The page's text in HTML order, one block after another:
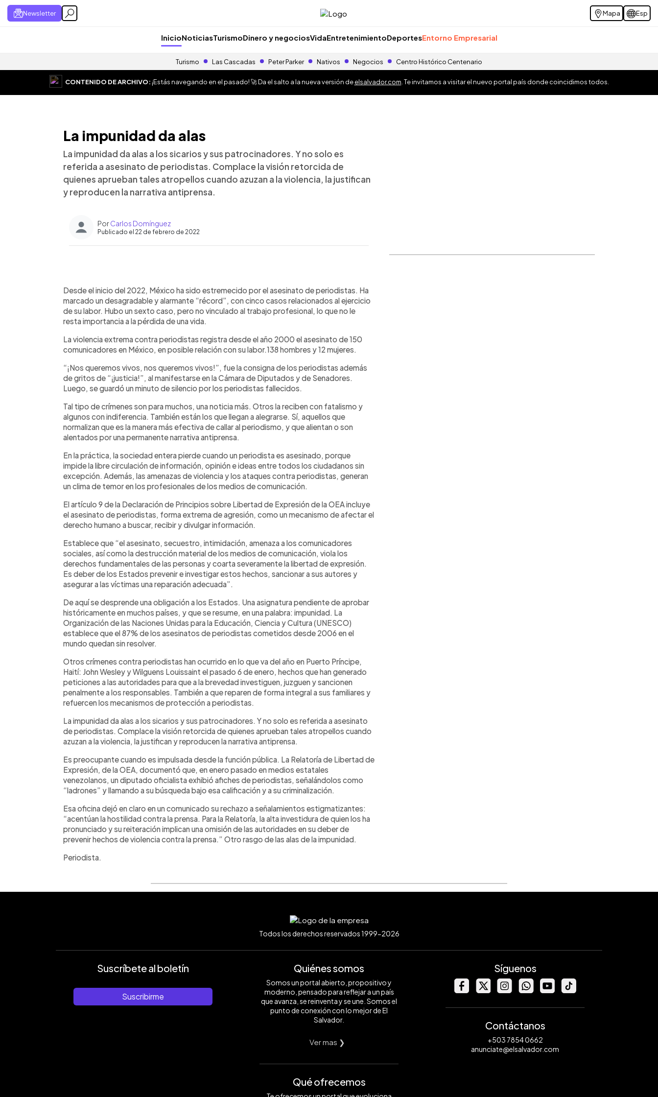
Newsletter Mapa Esp
InicioNoticiasTurismoDinero y negociosVidaEntretenimientoDeportesEntorno Empresarial
Turismo Las Cascadas Peter Parker Nativos Negocios Centro Histórico Centenario
CONTENIDO DE ARCHIVO:¡Estás navegando en el pasado! 🚀 Da el salto a la nueva versión deelsalvador.com . Te invitamos a visitar el nuevo portal país donde coincidimos todos.
La impunidad da alas
La impunidad da alas a los sicarios y sus patrocinadores. Y no solo es
referida a asesinato de periodistas. Complace la visión retorcida de
quienes aprueban tales atropellos cuando azuzan a la violencia, la justifican
y reproducen la narrativa antiprensa.
PorCarlos Domínguez
Publicado el 22 de febrero de 2022
► Escuchar artículo
Desde el inicio del 2022, México ha sido estremecido por el asesinato de periodistas. Ha
marcado un desagradable y alarmante “récord”, con cinco casos relacionados al ejercicio
de su labor. Hubo un sexto caso, pero no vinculado al trabajo profesional, lo que no le
resta importancia a la pérdida de una vida.
La violencia extrema contra periodistas registra desde el año 2000 el asesinato de 150
comunicadores en México, en posible relación con su labor.138 hombres y 12 mujeres.
“¡Nos queremos vivos, nos queremos vivos!”, fue la consigna de los periodistas además
de gritos de “¡justicia!”, al manifestarse en la Cámara de Diputados y de Senadores.
Luego, se guardó un minuto de silencio por los periodistas fallecidos.
Tal tipo de crímenes son para muchos, una noticia más. Otros la reciben con fatalismo y
algunos con indiferencia. También están los que llegan a alegrarse. Sí, aquellos que
normalizan que es la manera más efectiva de callar al periodismo, y que alientan o son
alentados por una permanente narrativa antiprensa.
En la práctica, la sociedad entera pierde cuando un periodista es asesinado, porque
impide la libre circulación de información, opinión e ideas entre todos los ciudadanos sin
excepción. Además, las amenazas de violencia y los ataques contra periodistas, generan
un clima de temor en los profesionales de los medios de comunicación.
El artículo 9 de la Declaración de Principios sobre Libertad de Expresión de la OEA incluye
el asesinato de periodistas, forma extrema de agresión, como un mecanismo de afectar el
derecho humano a buscar, recibir y divulgar información.
Establece que “el asesinato, secuestro, intimidación, amenaza a los comunicadores
sociales, así como la destrucción material de los medios de comunicación, viola los
derechos fundamentales de las personas y coarta severamente la libertad de expresión.
Es deber de los Estados prevenir e investigar estos hechos, sancionar a sus autores y
asegurar a las víctimas una reparación adecuada”.
De aquí se desprende una obligación a los Estados. Una asignatura pendiente de aprobar
históricamente en muchos países, y que se resume, en una palabra: impunidad. La
Organización de las Naciones Unidas para la Educación, Ciencia y Cultura (UNESCO)
establece que el 87% de los asesinatos de periodistas cometidos desde 2006 en el
mundo quedan sin resolver.
Otros crímenes contra periodistas han ocurrido en lo que va del año en Puerto Príncipe,
Haití: John Wesley y Wilguens Louissaint el pasado 6 de enero, hechos que han generado
peticiones a las autoridades para que a la brevedad investiguen, juzguen y sancionen
penalmente a los responsables. También a que reparen de forma integral a sus familiares y
refuercen los mecanismos de protección a periodistas.
La impunidad da alas a los sicarios y sus patrocinadores. Y no solo es referida a asesinato
de periodistas. Complace la visión retorcida de quienes aprueban tales atropellos cuando
azuzan a la violencia, la justifican y reproducen la narrativa antiprensa.
Es preocupante cuando es impulsada desde la función pública. La Relatoría de Libertad de
Expresión, de la OEA, documentó que, en enero pasado en medios estatales
venezolanos, un diputado oficialista exhibió afiches de periodistas, señalándolos como
“ladrones” y llamando a su búsqueda bajo esa calificación y a su criminalización.
Esa oficina dejó en claro en un comunicado su rechazo a señalamientos estigmatizantes:
“acentúan la hostilidad contra la prensa. Para la Relatoría, la alta investidura de quien los ha
pronunciado y su reiteración implican una omisión de las autoridades en su deber de
prevenir hechos de violencia contra la prensa.” Otro rasgo de las alas de la impunidad.
Periodista.
Todos los derechos reservados 1999-2026
Suscríbete al boletín
Suscribirme
Quiénes somos
Somos un portal abierto, propositivo y
moderno, pensado para reflejar a un país
que avanza, se reinventa y se une. Somos el
punto de conexión con lo mejor de El
Salvador.
Ver mas ❯
Qué ofrecemos
Síguenos
Contáctanos
+503 7854 0662
anunciate@elsalvador.com